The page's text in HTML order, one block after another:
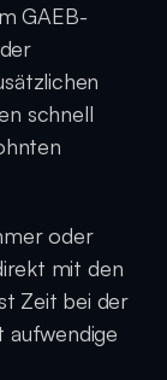
GAEB-
schnell
oder
mit den
Zeit bei der
aufwendige